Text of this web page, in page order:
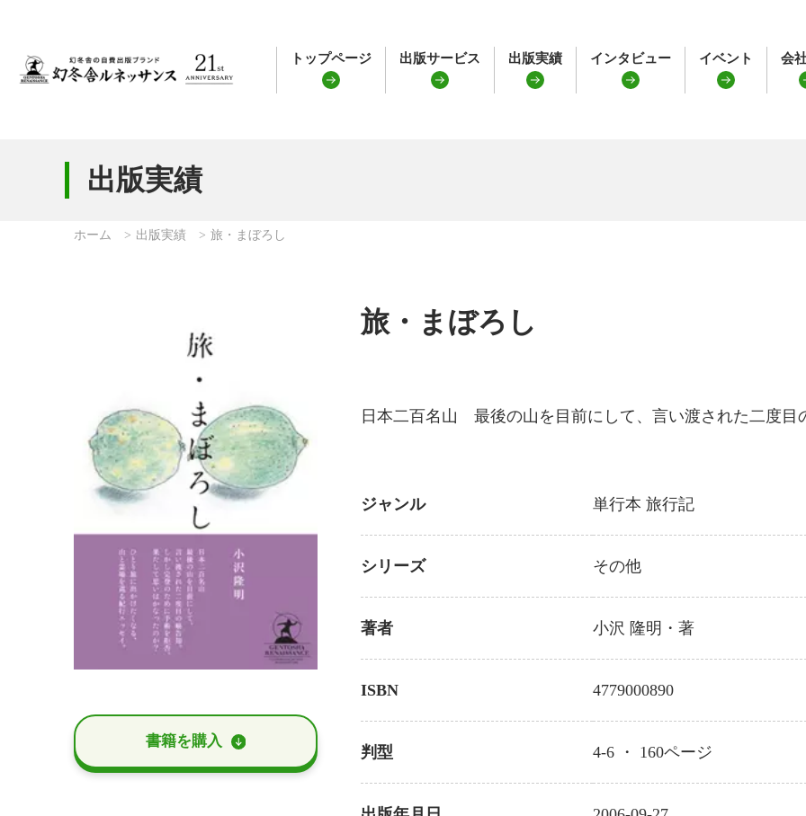
トップページ 出版サービス 出版実績 インタビュー イベント 会
出版実績
ホーム 出版実績 旅・まぼろし
書籍を購⼊
旅・まぼろし
日本二百名山 最後の山を目前にして、言い渡された二度目
ジャンル 単行本 旅行記
シリーズ その他
著者 小沢 隆明 ・著
ISBN 4779000890
判型 4-6 ・ 160ページ